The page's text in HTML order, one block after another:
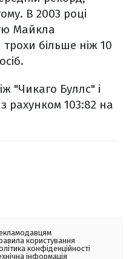
В 2003 році
Майкла
більше ніж 10
"Чикаго Буллс" і
рахунком 103:82 на
користування
конфіденційності
інформація